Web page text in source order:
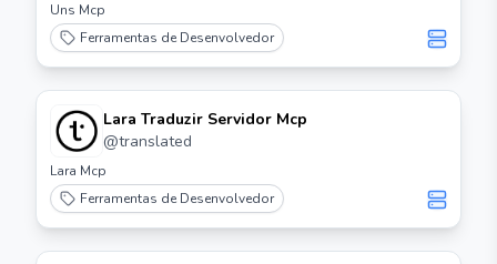
Uns Mcp
Ferramentas de Desenvolvedor
Lara Traduzir Servidor Mcp
@translated
Lara Mcp
Ferramentas de Desenvolvedor